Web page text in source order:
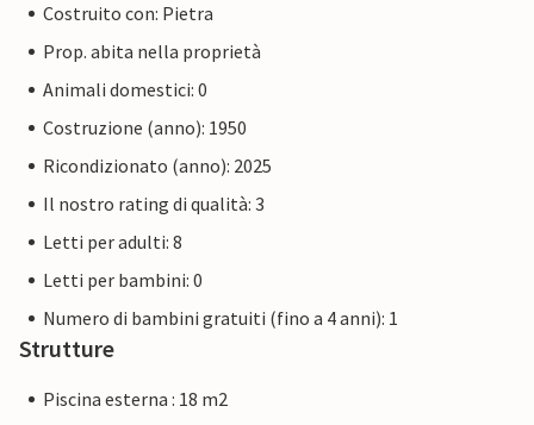
Costruito con: Pietra
Prop. abita nella proprietà
Animali domestici: 0
Costruzione (anno): 1950
Ricondizionato (anno): 2025
Il nostro rating di qualità: 3
Letti per adulti: 8
Letti per bambini: 0
Numero di bambini gratuiti (fino a 4 anni): 1
Strutture
Piscina esterna : 18 m2